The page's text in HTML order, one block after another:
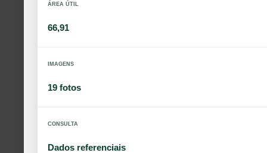
ÁREA ÚTIL
66,91
IMAGENS
19 fotos
CONSULTA
Dados referenciais